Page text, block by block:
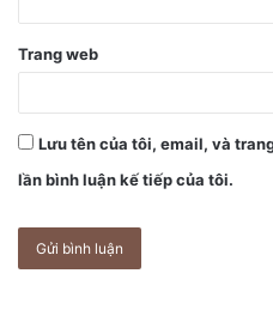
Trang web
Lưu tên của tôi, email, và
lần bình luận kế tiếp của tôi.